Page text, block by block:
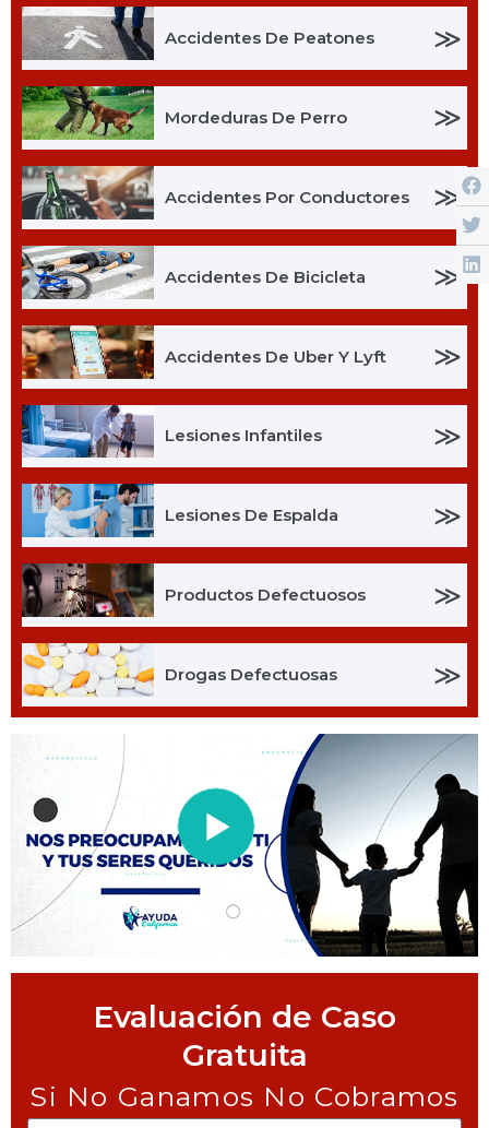
Accidentes De Peatones ≫
Mordeduras De Perro ≫
Accidentes Por Conductores ≫
Accidentes De Bicicleta ≫
Accidentes De Uber Y Lyft ≫
Lesiones Infantiles ≫
Lesiones De Espalda ≫
Productos Defectuosos ≫
Drogas Defectuosas ≫
Evaluación de Caso
Gratuita
Si No Ganamos No Cobramos